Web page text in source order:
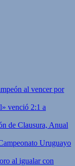
al vencer por
venció 2:1 a
de Clausura, Anual
Uruguayo
al igualar con